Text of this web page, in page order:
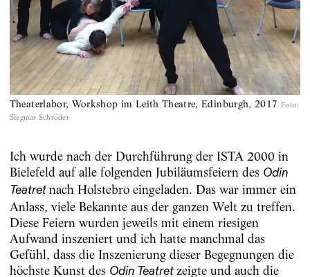
Theaterlabor, Workshop im Leith Theatre, Edinburgh, 2017 Foto:
Siegmar Schröder
Ich wurde nach der Durchführung der ISTA 2000 in
Bielefeld auf alle folgenden Jubiläumsfeiern des Odin
Teatret nach Holstebro eingeladen. Das war immer ein
Anlass, viele Bekannte aus der ganzen Welt zu treffen.
Diese Feiern wurden jeweils mit einem riesigen
Aufwand inszeniert und ich hatte manchmal das
Gefühl, dass die Inszenierung dieser Begegnungen die
höchste Kunst des Odin Teatret zeigte und auch die